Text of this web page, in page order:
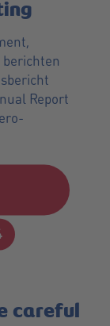
berichten
Report
careful